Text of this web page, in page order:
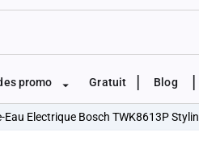
promo Gratuit Blog
Eau Electrique Bosch TWK8613P